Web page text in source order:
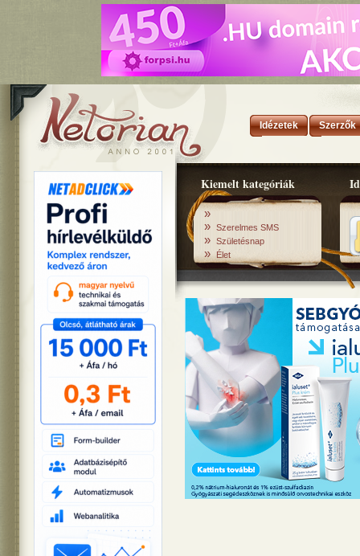
Idézetek Szerzők
Kiemelt kategóriák
»
» Szerelmes SMS
» Születésnap
» Élet